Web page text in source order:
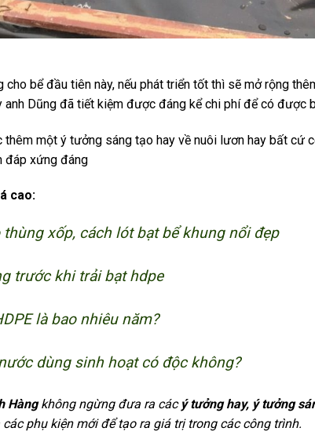
bể đầu tiên này, nếu phát triển tốt thì sẽ mở rộng
Dũng đã tiết kiệm được đáng kể chi phí để có được
thêm một ý tưởng sáng tạo hay về nuôi lươn hay bất cứ
đáp xứng đáng
cao:
xốp, cách lót bạt bể khung nổi đẹp
trước khi trải bạt hdpe
là bao nhiêu năm?
dùng sinh hoạt có độc không?
Hàngkhông ngừng đưa ra các ý tưởng hay, ý tưởng
phụ kiện mới để tạo ra giá trị trong các công trình.